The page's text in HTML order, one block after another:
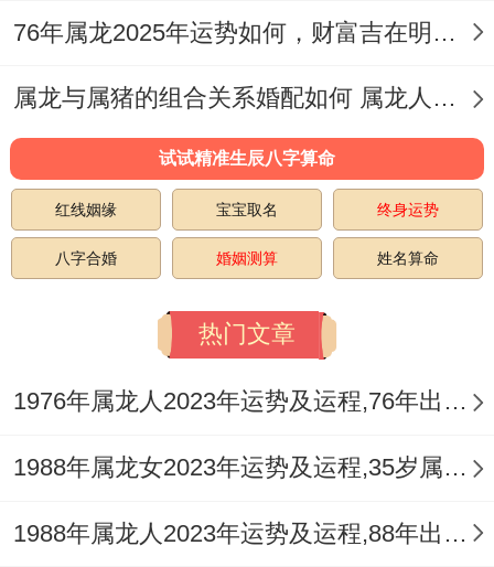
的分布情况。
全局来看、2025年属龙的本位方（东南方）
还是太岁位，因属龙同属蛇的同一个宫位
（巽宫:东南），但好再,2025年东南方有吉
星【一白】、此星利于感情、人缘。
我有个朋友就遇到过，属龙朋友2025年能多
考虑东南方的合作伙伴或出差机会，也能再
客厅或办公室的东南房~摆放一个‘祥安阁海
事业财运获得良机,寓意2025事业晋升、财
源丰盛。
76年属龙2025年运势如何，财富吉在明凶在暗
属龙与属猪的组合关系婚配如何 属龙人最佳属相生肖婚配表
试试精准生辰八字算命
红线姻缘 宝宝取名 终身运势
八字合婚 婚姻测算 姓名算命
热门文章
1976年属龙人2023年运势及运程,76年出生的47岁生肖龙2023年每月运势详解
1988年属龙女2023年运势及运程,35岁属龙人2023全年每月运势女性如何
1988年属龙人2023年运势及运程,88年出生的35岁生肖龙2023年每月运势详解